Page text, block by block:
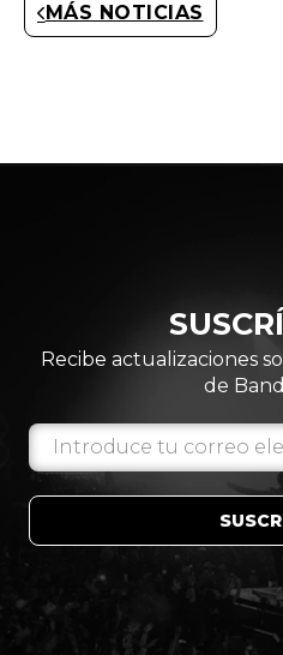
MÁS NOTICIAS
Recibe actualizaciones
de